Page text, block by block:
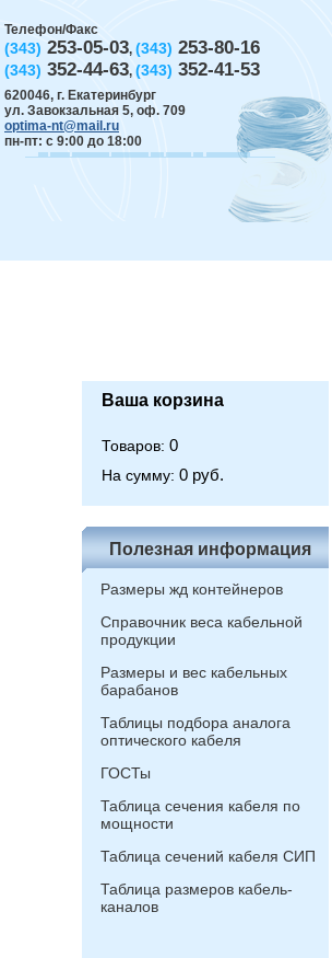
Телефон/Факс
(343) 253-05-03, (343) 253-80-16
(343) 352-44-63, (343) 352-41-53
620046, г. Екатеринбург
ул. Завокзальная 5, оф. 709
optima-nt@mail.ru
пн-пт: с 9:00 до 18:00
Ваша корзина
Товаров: 0
На сумму: 0 руб.
Полезная информация
Размеры жд контейнеров
Справочник веса кабельной
продукции
Размеры и вес кабельных
барабанов
Таблицы подбора аналога
оптического кабеля
ГОСТы
Таблица сечения кабеля по
мощности
Таблица сечений кабеля СИП
Таблица размеров кабель-
каналов